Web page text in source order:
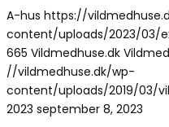
A-hus https://
content/uploads/2023/03/
665 Vildmedhuse.dk
//vildmedhuse.dk/wp-
content/uploads/2019/03/
2023 september 8, 2023